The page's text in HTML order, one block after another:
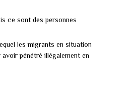
ce sont des personnes
les migrants en situation
pénétré illégalement en